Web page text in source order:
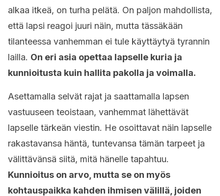
alkaa itkeä, on turha pelätä. On paljon mahdollista,
että lapsi reagoi juuri näin, mutta tässäkään
tilanteessa vanhemman ei tule käyttäytyä tyrannin
lailla. On eri asia opettaa lapselle kuria ja
kunnioitusta kuin hallita pakolla ja voimalla.
Asettamalla selvät rajat ja saattamalla lapsen
vastuuseen teoistaan, vanhemmat lähettävät
lapselle tärkeän viestin. He osoittavat näin lapselle
rakastavansa häntä, tuntevansa tämän tarpeet ja
välittävänsä siitä, mitä hänelle tapahtuu.
Kunnioitus on arvo, mutta se on myös
kohtauspaikka kahden ihmisen välillä, joiden